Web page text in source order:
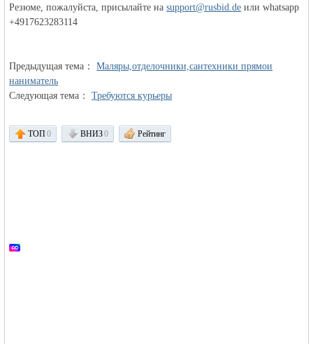
Резюме, пожалуйста, присылайте наsupport@rusbid.de или whatsapp
+4917623283114
Предыдущая тема：Маляры,отделочники,сантехники прямои
наниматель
Следующая тема：Требуются курьеры
ТОП0 ВНИЗ0 Рейтинг